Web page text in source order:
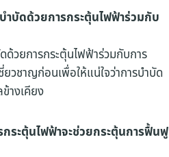
ำบัดด้วยการกระตุ้นไฟฟ้าร่วมกับ
ด้วยการกระตุ้นไฟฟ้าร่วมกับการ
วชาญก่อนเพื่อให้แน่ใจว่าการบำบัด
างเคียง
ระตุ้นไฟฟ้าจะช่วยกระตุ้นการฟื้นฟู